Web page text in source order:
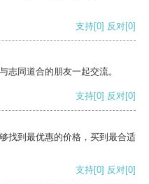
支持[0] 反对[0]
志同道合的朋友一起交流。
支持[0] 反对[0]
找到最优惠的价格，买到最合适
支持[0] 反对[0]